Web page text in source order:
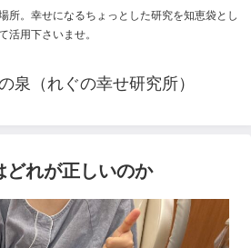
所。幸せになるちょっとした研究を知恵袋とし
活用下さいませ。
泉（れぐの幸せ研究所）
どれが正しいのか